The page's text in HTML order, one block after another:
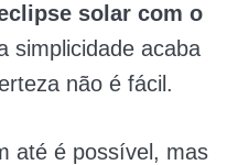
solar com o
simplicidade acaba
não é fácil.
até é possível, mas